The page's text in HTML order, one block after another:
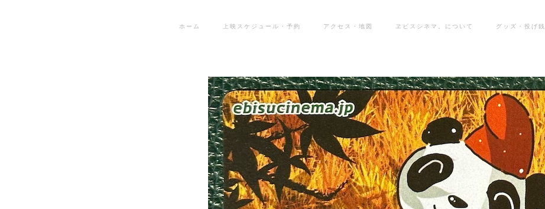
ホーム 上映スケジュール・予約 アクセス・地図 ヱビスシネマ。について グッズ・投げ銭